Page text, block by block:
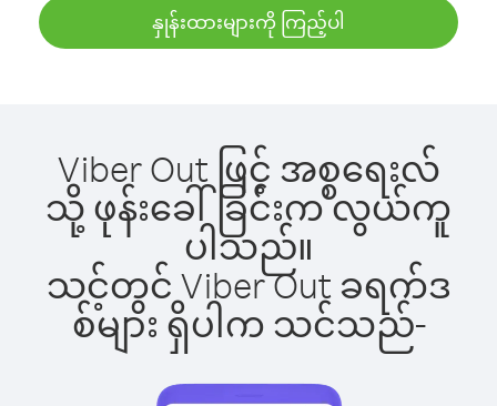
နှုန်းထားများကို ကြည့်ပါ
Viber Out ဖြင့် အစ္စရေးလ်
သို့ ဖုန်းခေါ်ခြင်းက လွယ်ကူ
ပါသည်။
သင့်တွင် Viber Out ခရက်ဒ
စ်များ ရှိပါက သင်သည်-